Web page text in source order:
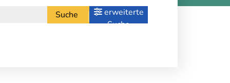
Suche
erweiterte
Suche